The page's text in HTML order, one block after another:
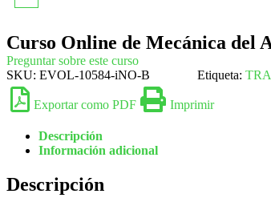
SOCIALES E
IMPLANTACIÓN DE E-
COMMERCE: FACEBOOK
Curso Online de Mecánica del
Preguntar sobre este curso
SKU: EVOL-10584-iNO-B Etiqueta:
Exportar como PDF Imprimir
Descripción
Información adicional
Descripción